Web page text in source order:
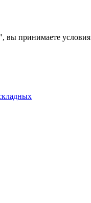
вы принимаете условия